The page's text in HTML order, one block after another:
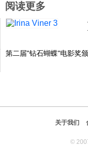
阅读更多
第二届"钻石蝴蝶"电影奖
关于我们
©